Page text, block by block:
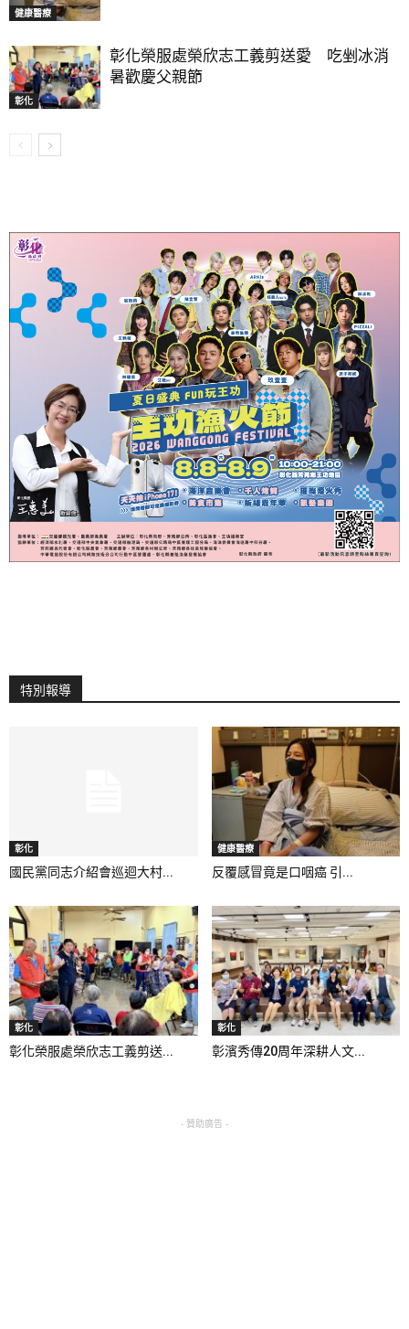
健康醫療
彰化
彰化榮服處榮欣志工義剪送愛 吃剉冰消
暑歡慶父親節
特別報導
彰化
國民黨同志介紹會巡迴大村...
健康醫療
反覆感冒竟是口咽癌 引...
彰化
彰化榮服處榮欣志工義剪送...
彰化
彰濱秀傳20周年深耕人文...
- 贊助廣告 -